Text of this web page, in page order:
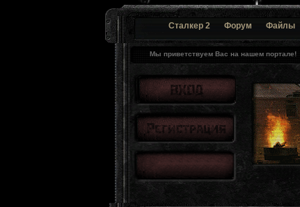
Сталкер 2 Форум Файлы
Мы приветствуем Вас на нашем портале!